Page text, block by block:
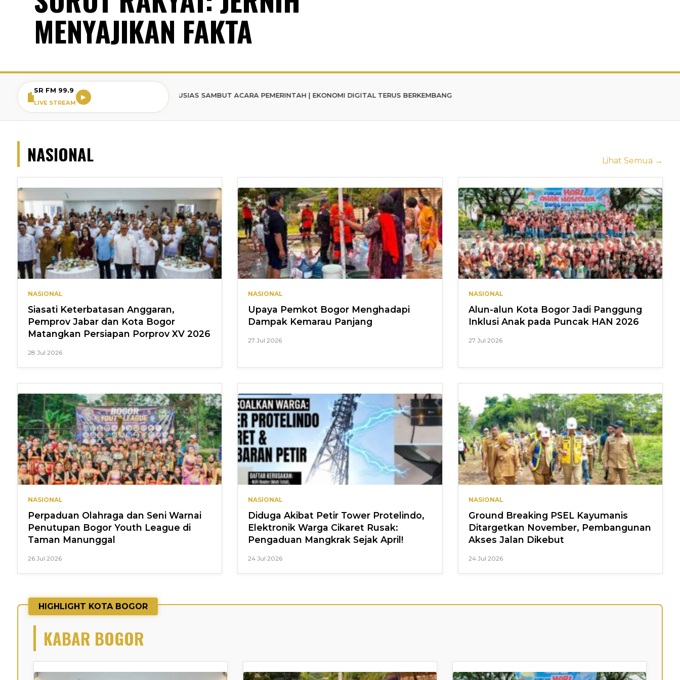
MENYAJIKAN FAKTA
SR FM 99.9
LIVE STREAM
▶
BREAKING NEWS: WARGA BOGOR ANTUSIAS SAMBUT ACARA PEMERINTAH | EKONOMI DIGITAL TERUS BERKEMBANG
NASIONAL Lihat Semua →
NASIONAL
Siasati Keterbatasan Anggaran,
Pemprov Jabar dan Kota Bogor
Matangkan Persiapan Porprov XV 2026
28 Jul 2026
NASIONAL
Upaya Pemkot Bogor Menghadapi
Dampak Kemarau Panjang
27 Jul 2026
NASIONAL
Alun-alun Kota Bogor Jadi Panggung
Inklusi Anak pada Puncak HAN 2026
27 Jul 2026
NASIONAL
Perpaduan Olahraga dan Seni Warnai
Penutupan Bogor Youth League di
Taman Manunggal
26 Jul 2026
NASIONAL
Diduga Akibat Petir Tower Protelindo,
Elektronik Warga Cikaret Rusak:
Pengaduan Mangkrak Sejak April!
24 Jul 2026
NASIONAL
Ground Breaking PSEL Kayumanis
Ditargetkan November, Pembangunan
Akses Jalan Dikebut
24 Jul 2026
HIGHLIGHT KOTA BOGOR
KABAR BOGOR